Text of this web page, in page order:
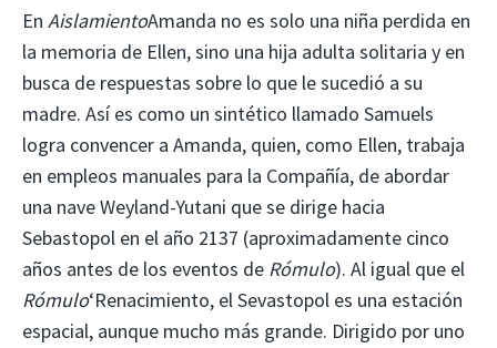
En AislamientoAmanda no es solo una niña perdida en
la memoria de Ellen, sino una hija adulta solitaria y en
busca de respuestas sobre lo que le sucedió a su
madre. Así es como un sintético llamado Samuels
logra convencer a Amanda, quien, como Ellen, trabaja
en empleos manuales para la Compañía, de abordar
una nave Weyland-Yutani que se dirige hacia
Sebastopol en el año 2137 (aproximadamente cinco
años antes de los eventos de Rómulo). Al igual que el
Rómulo‘Renacimiento, el Sevastopol es una estación
espacial, aunque mucho más grande. Dirigido por uno